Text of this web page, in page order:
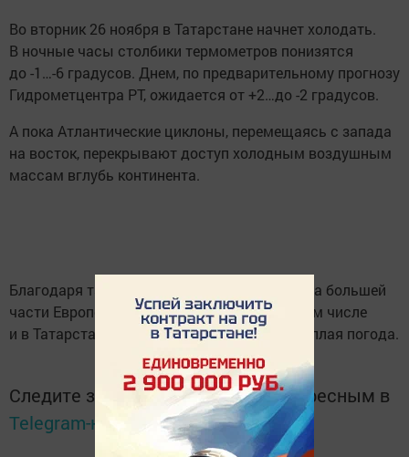
Во вторник 26 ноября в Татарстане начнет холодать.
В ночные часы столбики термометров понизятся
до -1…-6 градусов. Днем, по предварительному прогнозу
Гидрометцентра РТ, ожидается от +2…до -2 градусов.
А пока Атлантические циклоны, перемещаясь с запада
на восток, перекрывают доступ холодным воздушным
массам вглубь континента.
Благодаря такой синоптической ситуации на большей
части Европейской территории России, в том числе
и в Татарстане установилась аномально-теплая погода.
Следите за самым важным и интересным в
Telegram-канале
Татмедиа